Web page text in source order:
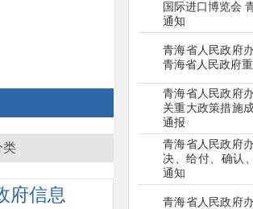
类
府信息
国际进口博览会
通知
青海省人民政府
青海省人民政府
青海省人民政府
关重大政策措施
通报
青海省人民政府
决、给付、确认
通知
青海省人民政府